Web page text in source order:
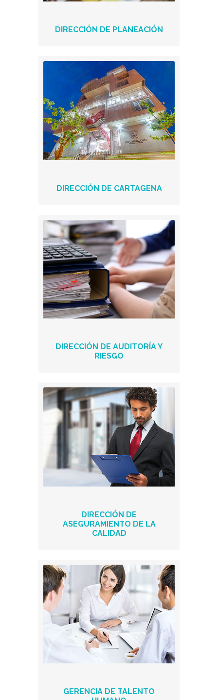
DIRECCIÓN DE PLANEACIÓN
DIRECCIÓN DE CARTAGENA
DIRECCIÓN DE AUDITORÍA Y
RIESGO
DIRECCIÓN DE
ASEGURAMIENTO DE LA
CALIDAD
GERENCIA DE TALENTO